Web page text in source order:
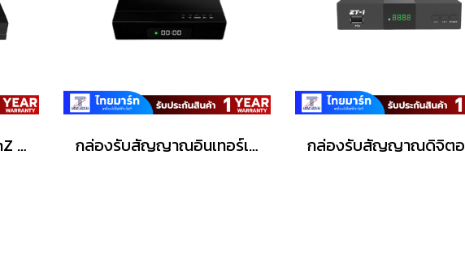
กล่องรับสัญญาญ GmmZ HD-Smile Plus กล่องรับสัญญาณอินเทอร์เน็ตทีวี Android X